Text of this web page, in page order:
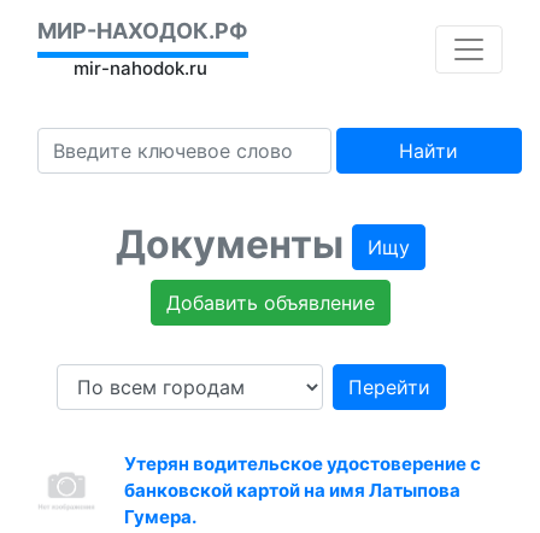
МИР-НАХОДОК.РФ
mir-nahodok.ru
Найти
Документы Ищу
Добавить объявление
Перейти
Утерян водительское удостоверение с
банковской картой на имя Латыпова
Гумера.